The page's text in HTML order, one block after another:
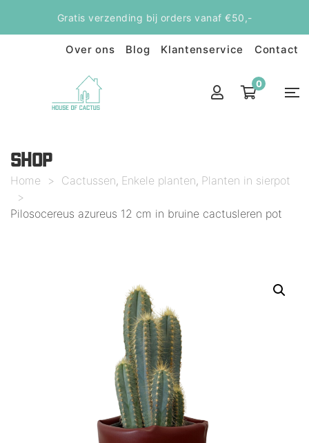
Gratis verzending bij orders vanaf €50,-
Over ons Blog Klantenservice Contact
0
SHOP
Home > Cactussen, Enkele planten, Planten in sierpot
>
Pilosocereus azureus 12 cm in bruine cactusleren pot